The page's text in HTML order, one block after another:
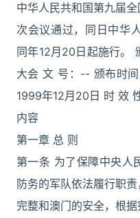
中华人民共和国第九届
次会议通过，同日中华
同年12月20日起施行。
大会 文 号：-- 颁布时
1999年12月20日 时 效
内容
第一章 总 则
第一条 为了保障中央人
防务的军队依法履行职
完整和澳门的安全，根据